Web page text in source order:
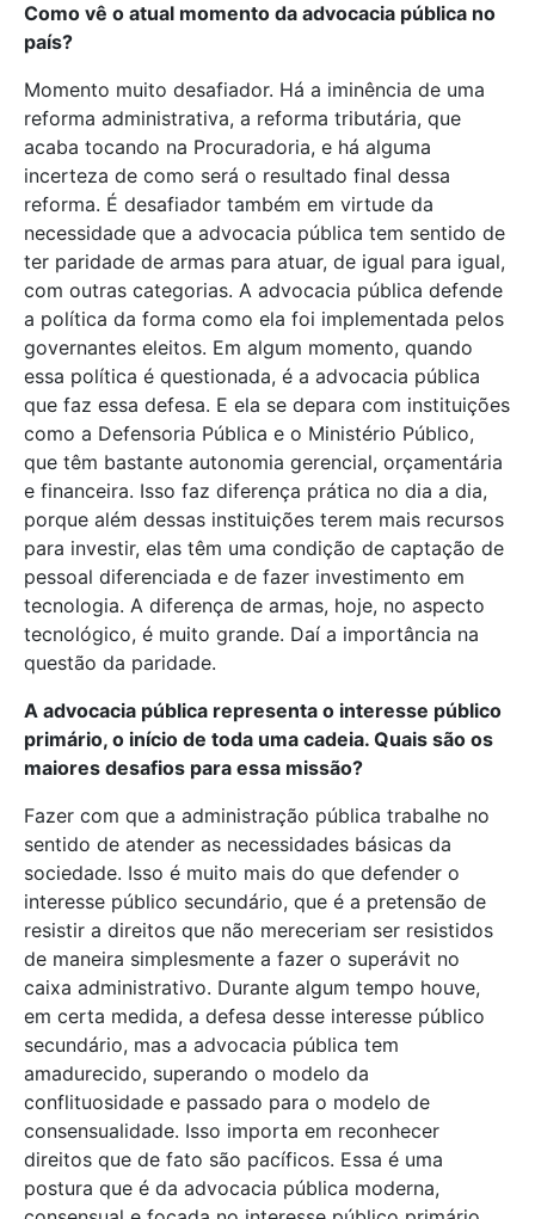
Como vê o atual momento da advocacia pública no
país?
Momento muito desafiador. Há a iminência de uma
reforma administrativa, a reforma tributária, que
acaba tocando na Procuradoria, e há alguma
incerteza de como será o resultado final dessa
reforma. É desafiador também em virtude da
necessidade que a advocacia pública tem sentido de
ter paridade de armas para atuar, de igual para igual,
com outras categorias. A advocacia pública defende
a política da forma como ela foi implementada pelos
governantes eleitos. Em algum momento, quando
essa política é questionada, é a advocacia pública
que faz essa defesa. E ela se depara com instituições
como a Defensoria Pública e o Ministério Público,
que têm bastante autonomia gerencial, orçamentária
e financeira. Isso faz diferença prática no dia a dia,
porque além dessas instituições terem mais recursos
para investir, elas têm uma condição de captação de
pessoal diferenciada e de fazer investimento em
tecnologia. A diferença de armas, hoje, no aspecto
tecnológico, é muito grande. Daí a importância na
questão da paridade.
A advocacia pública representa o interesse público
primário, o início de toda uma cadeia. Quais são os
maiores desafios para essa missão?
Fazer com que a administração pública trabalhe no
sentido de atender as necessidades básicas da
sociedade. Isso é muito mais do que defender o
interesse público secundário, que é a pretensão de
resistir a direitos que não mereceriam ser resistidos
de maneira simplesmente a fazer o superávit no
caixa administrativo. Durante algum tempo houve,
em certa medida, a defesa desse interesse público
secundário, mas a advocacia pública tem
amadurecido, superando o modelo da
conflituosidade e passado para o modelo de
consensualidade. Isso importa em reconhecer
direitos que de fato são pacíficos. Essa é uma
postura que é da advocacia pública moderna,